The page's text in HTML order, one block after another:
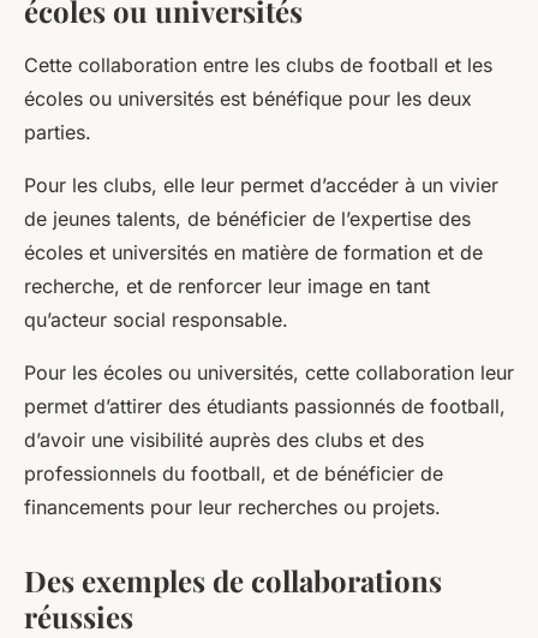
écoles ou universités
Cette collaboration entre les clubs de football et les
écoles ou universités est bénéfique pour les deux
parties.
Pour les clubs, elle leur permet d’accéder à un vivier
de jeunes talents, de bénéficier de l’expertise des
écoles et universités en matière de formation et de
recherche, et de renforcer leur image en tant
qu’acteur social responsable.
Pour les écoles ou universités, cette collaboration leur
permet d’attirer des étudiants passionnés de football,
d’avoir une visibilité auprès des clubs et des
professionnels du football, et de bénéficier de
financements pour leur recherches ou projets.
Des exemples de collaborations
réussies